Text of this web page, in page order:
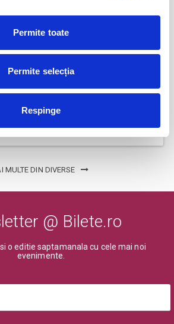
Permite toate
Permite selecția
Respinge
se duce totul dracu 24
Horse Show
Prahova
25
MULTE DIN DIVERSE
@ Bilete.ro
o editie saptamanala cu cele mai noi
evenimente.